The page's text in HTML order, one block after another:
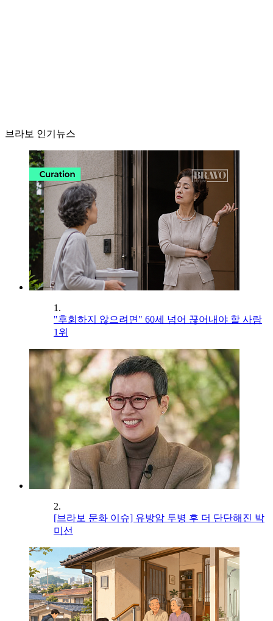
브라보 인기뉴스
1.
"후회하지 않으려면" 60세 넘어 끊어내야 할 사람
1위
2.
[브라보 문화 이슈] 유방암 투병 후 더 단단해진 박
미선